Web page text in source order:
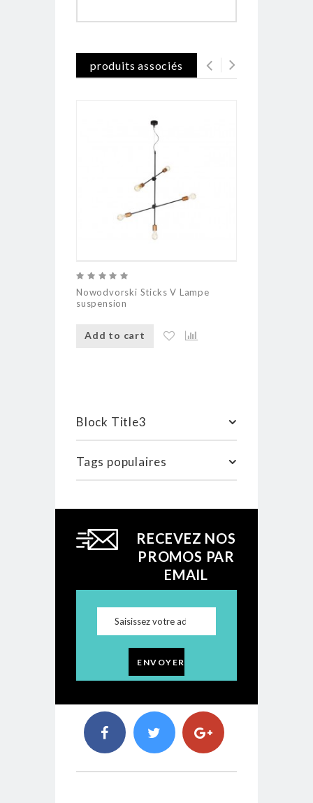
produits associés
Nowodvorski Sticks V Lampe
suspension
Add to cart
Block Title3
Tags populaires
RECEVEZ NOS
PROMOS PAR
EMAIL
ENVOYER